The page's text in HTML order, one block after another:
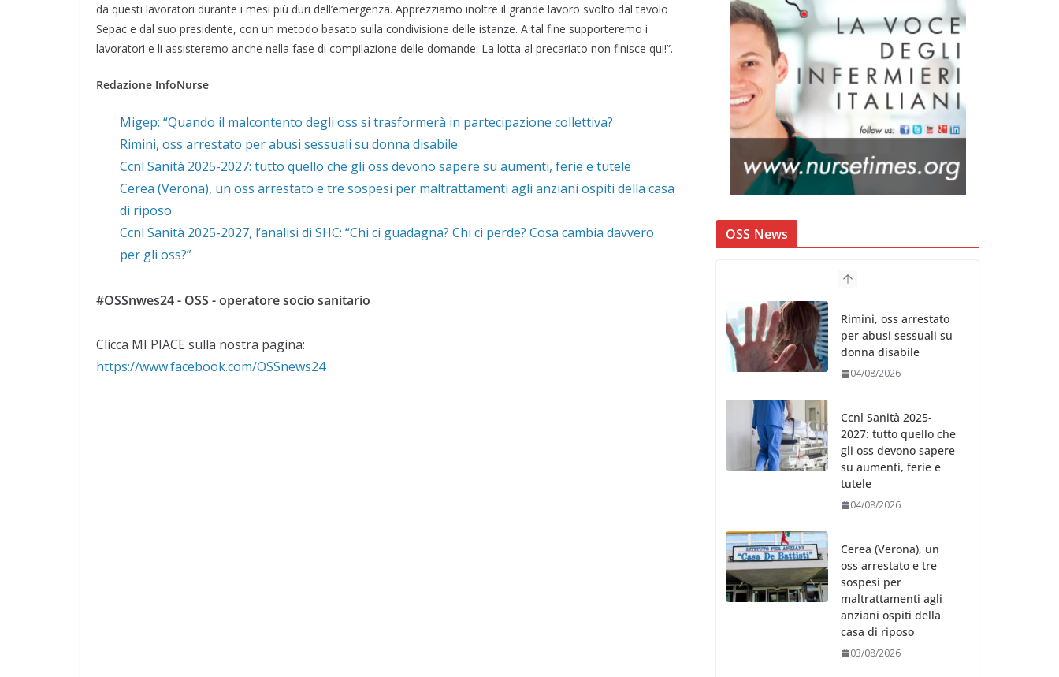
da questi lavoratori durante i mesi più duri dell’emergenza. Apprezziamo inoltre il grande lavoro svolto dal tavolo
Sepac e dal suo presidente, con un metodo basato sulla condivisione delle istanze. A tal fine supporteremo i
lavoratori e li assisteremo anche nella fase di compilazione delle domande. La lotta al precariato non finisce qui!”.
Redazione InfoNurse
Migep: “Quando il malcontento degli oss si trasformerà in partecipazione collettiva?
Rimini, oss arrestato per abusi sessuali su donna disabile
Ccnl Sanità 2025-2027: tutto quello che gli oss devono sapere su aumenti, ferie e tutele
Cerea (Verona), un oss arrestato e tre sospesi per maltrattamenti agli anziani ospiti della casa
di riposo
Ccnl Sanità 2025-2027, l’analisi di SHC: “Chi ci guadagna? Chi ci perde? Cosa cambia davvero
per gli oss?”
#OSSnwes24 - OSS - operatore socio sanitario
Clicca MI PIACE sulla nostra pagina:
https://www.facebook.com/OSSnews24
OSS News
Rimini, oss arrestato
per abusi sessuali su
donna disabile
04/08/2026
Ccnl Sanità 2025-
2027: tutto quello che
gli oss devono sapere
su aumenti, ferie e
tutele
04/08/2026
Cerea (Verona), un
oss arrestato e tre
sospesi per
maltrattamenti agli
anziani ospiti della
casa di riposo
03/08/2026